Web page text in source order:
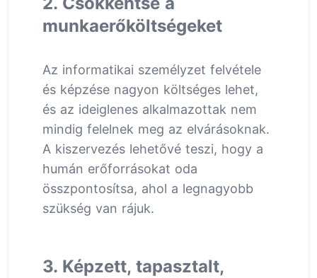
munkaerőköltségeket
Az informatikai személyzet felvétele
és képzése nagyon költséges lehet,
és az ideiglenes alkalmazottak nem
mindig felelnek meg az elvárásoknak.
A kiszervezés lehetővé teszi, hogy a
humán erőforrásokat oda
összpontosítsa, ahol a legnagyobb
szükség van rájuk.
3. Képzett, tapasztalt,